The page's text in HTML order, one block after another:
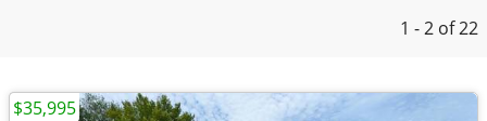
1 - 2 of 22
$35,995